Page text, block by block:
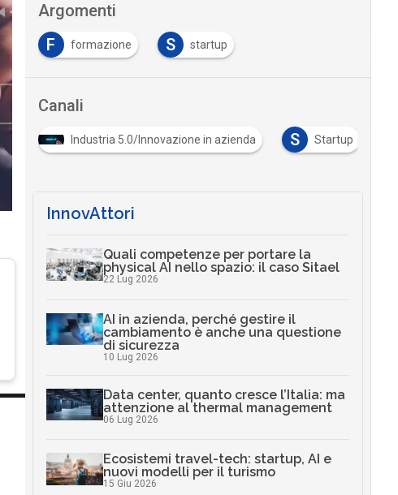
Argomenti
F
formazione S startup
Canali
Industria 5.0/Innovazione in azienda S Startup
InnovAttori
Quali competenze per portare la
physical AI nello spazio: il caso Sitael
22 Lug 2026
AI in azienda, perché gestire il
cambiamento è anche una questione
di sicurezza
10 Lug 2026
Data center, quanto cresce l’Italia: ma
attenzione al thermal management
06 Lug 2026
Ecosistemi travel-tech: startup, AI e
nuovi modelli per il turismo
15 Giu 2026